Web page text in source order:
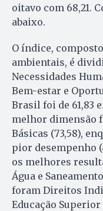
oitavo com 68,21.
abaixo.
O índice,
ambientais, é
Necessidades
Bem-estar e
Brasil foi de 61,83
melhor dimensão
Básicas (73,58),
pior desempenho
os melhores
Água e
foram Direitos
Educação Superior